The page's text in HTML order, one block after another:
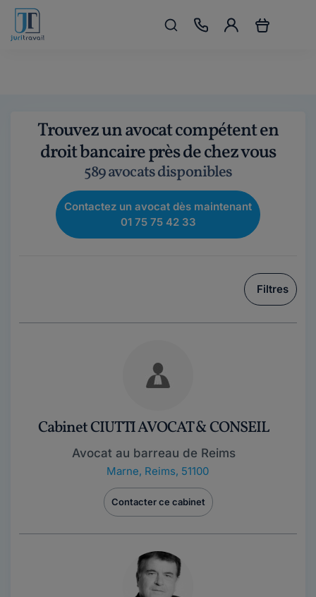
Trouvez un avocat compétent en
droit bancaire près de chez vous
589 avocats disponibles
Contactez un avocat dès maintenant
01 75 75 42 33
Filtres
Cabinet CIUTTI AVOCAT & CONSEIL
Avocat au barreau de Reims
Marne, Reims, 51100
Contacter ce cabinet